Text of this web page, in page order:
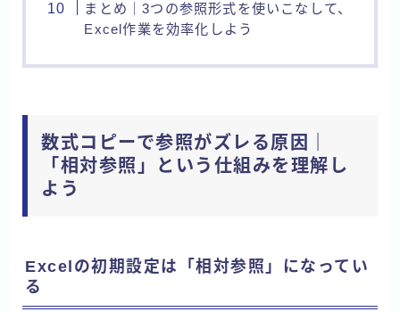
まとめ｜3つの参照形式を使いこなして、
Excel作業を効率化しよう
数式コピーで参照がズレる原因｜
「相対参照」という仕組みを理解し
よう
Excelの初期設定は「相対参照」になってい
る